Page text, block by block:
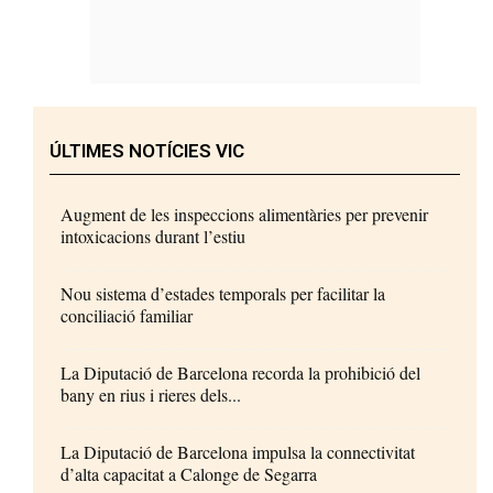
ÚLTIMES NOTÍCIES VIC
Augment de les inspeccions alimentàries per prevenir
intoxicacions durant l’estiu
Nou sistema d’estades temporals per facilitar la
conciliació familiar
La Diputació de Barcelona recorda la prohibició del
bany en rius i rieres dels...
La Diputació de Barcelona impulsa la connectivitat
d’alta capacitat a Calonge de Segarra